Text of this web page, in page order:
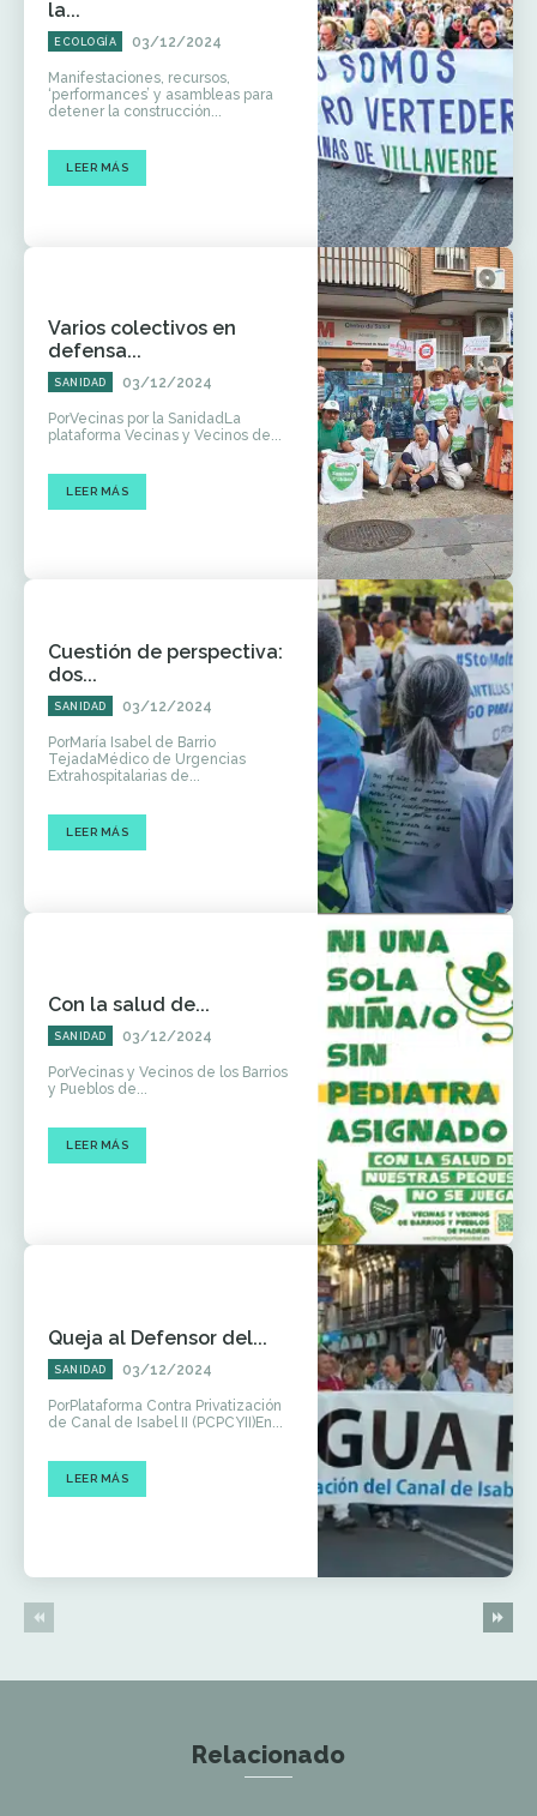
la...
ECOLOGÍA 03/12/2024
Manifestaciones, recursos,
‘performances’ y asambleas para
detener la construcción...
LEER MÁS
Varios colectivos en
defensa...
SANIDAD 03/12/2024
PorVecinas por la SanidadLa
plataforma Vecinas y Vecinos de...
LEER MÁS
Cuestión de perspectiva:
dos...
SANIDAD 03/12/2024
PorMaría Isabel de Barrio
TejadaMédico de Urgencias
Extrahospitalarias de...
LEER MÁS
Con la salud de...
SANIDAD 03/12/2024
PorVecinas y Vecinos de los Barrios
y Pueblos de...
LEER MÁS
Queja al Defensor del...
SANIDAD 03/12/2024
PorPlataforma Contra Privatización
de Canal de Isabel II (PCPCYII)En...
LEER MÁS
Relacionado